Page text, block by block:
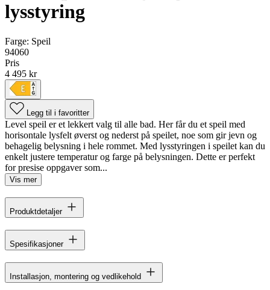
lysstyring
Farge: Speil
94060
Pris
4 495 kr
Legg til i favoritter
Level speil er et lekkert valg til alle bad. Her får du et speil med
horisontale lysfelt øverst og nederst på speilet, noe som gir jevn og
behagelig belysning i hele rommet. Med lysstyringen i speilet kan du
enkelt justere temperatur og farge på belysningen. Dette er perfekt
for presise oppgaver som...
Vis mer
Produktdetaljer
Spesifikasjoner
Installasjon, montering og vedlikehold